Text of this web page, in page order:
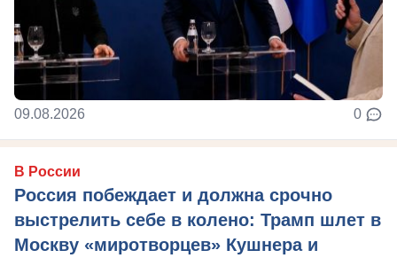
09.08.2026 0
В России
Россия побеждает и должна срочно
выстрелить себе в колено: Трамп шлет в
Москву «миротворцев» Кушнера и